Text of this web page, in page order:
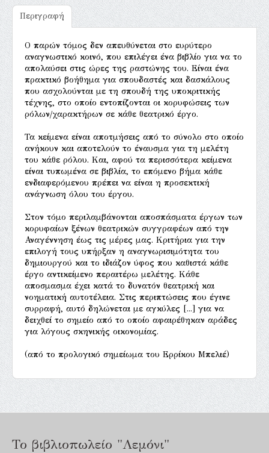
Περιγραφή
Ο παρών τόμος δεν απευθύνεται στο ευρύτερο
αναγνωστικό κοινό, που επιλέγει ένα βιβλίο για να το
απολαύσει στις ώρες της ραστώνης του. Είναι ένα
πρακτικό βοήθημα για σπουδαστές και δασκάλους
που ασχολούνται με τη σπουδή της υποκριτικής
τέχνης, στο οποίο εντοπίζονται οι κορυφώσεις των
ρόλων/χαρακτήρων σε κάθε θεατρικό έργο.
Τα κείμενα είναι αποτμήσεις από το σύνολο στο οποίο
ανήκουν και αποτελούν το έναυσμα για τη μελέτη
του κάθε ρόλου. Και, αφού τα περισσότερα κείμενα
είναι τυπωμένα σε βιβλία, το επόμενο βήμα κάθε
ενδιαφερόμενου πρέπει να είναι η προσεκτική
ανάγνωση όλου του έργου.
Στον τόμο περιλαμβάνονται αποσπάσματα έργων των
κορυφαίων ξένων θεατρικών συγγραφέων από την
Αναγέννηση έως τις μέρες μας. Κριτήρια για την
επιλογή τους υπήρξαν η αναγνωρισιμότητα του
δημιουργού και το ιδιάζον ύφος που καθιστά κάθε
έργο αντικείμενο περαιτέρω μελέτης. Κάθε
αποσμασμα έχει κατά το δυνατόν θεατρική και
νοηματική αυτοτέλεια. Στις περιπτώσεις που έγινε
συρραφή, αυτό δηλώνεται με αγκύλες [...] για να
δειχθεί το σημείο από το οποίο αφαιρέθηκαν αράδες
για λόγους σκηνικής οικονομίας.
(από το προλογικό σημείωμα του Ερρίκου Μπελιέ)
Το βιβλιοπωλείο "Λεμόνι"